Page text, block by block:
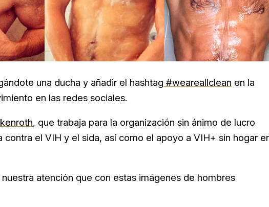
una ducha y añadir el hashtag #weareallclean en la
en las redes sociales.
, que trabaja para la organización sin ánimo de lucro
contra el VIH y el sida, así como el apoyo a VIH+ sin hogar
atención que con estas imágenes de hombres